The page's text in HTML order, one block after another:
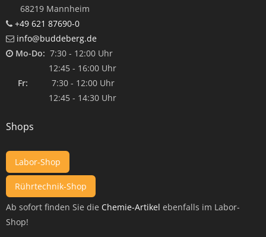
68219 Mannheim
+49 621 87690-0
info@buddeberg.de
Mo-Do: 7:30 - 12:00 Uhr
12:45 - 16:00 Uhr
Fr: 7:30 - 12:00 Uhr
12:45 - 14:30 Uhr
Shops
Labor-Shop
Rührtechnik-Shop
Ab sofort finden Sie die Chemie-Artikel ebenfalls im Labor-
Shop!